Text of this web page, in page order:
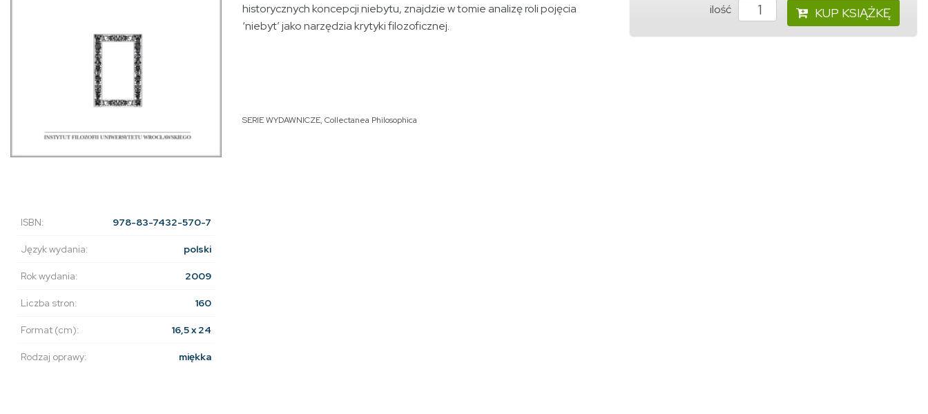
ISBN: 978-83-7432-570-7
Język wydania: polski
Rok wydania: 2009
Liczba stron: 160
Format (cm): 16,5 x 24
Rodzaj oprawy: miękka
historycznych koncepcji niebytu, znajdzie w tomie analizę roli pojęcia
‘niebyt’ jako narzędzia krytyki filozoficznej.
SERIE WYDAWNICZE, Collectanea Philosophica
ilość KUP KSIĄŻKĘ